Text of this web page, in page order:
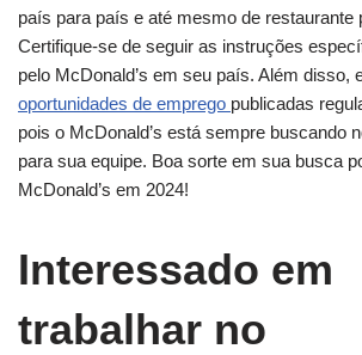
país para país e até mesmo de restaurante
Certifique-se de seguir as instruções
pelo McDonald’s em seu país. Além disso,
oportunidades de emprego publicadas
pois o McDonald’s está sempre buscando
para sua equipe. Boa sorte em sua busca
McDonald’s em 2024!
Interessado em
trabalhar no